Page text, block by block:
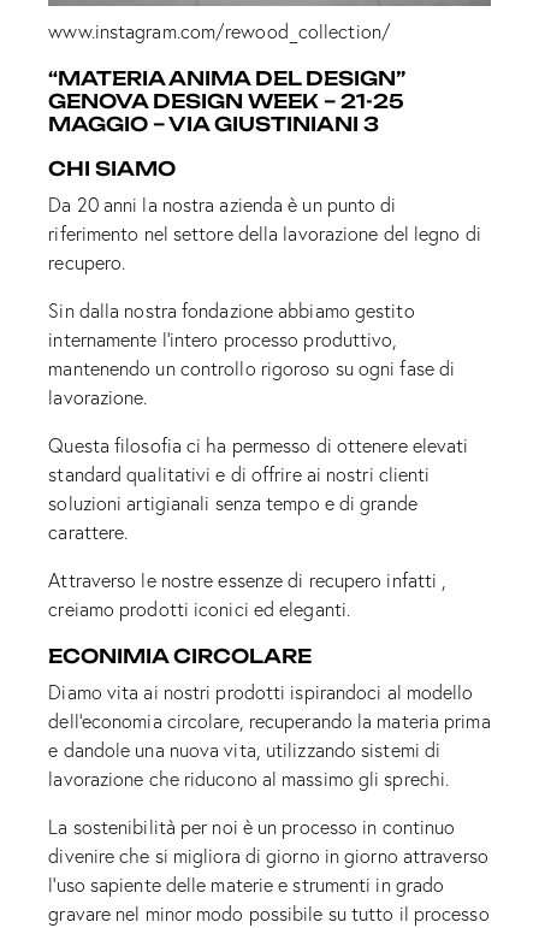
www.instagram.com/rewood_collection/
“MATERIA ANIMA DEL DESIGN”
GENOVA DESIGN WEEK – 21-25
MAGGIO – VIA GIUSTINIANI 3
CHI SIAMO
Da 20 anni la nostra azienda è un punto di
riferimento nel settore della lavorazione del legno di
recupero.
Sin dalla nostra fondazione abbiamo gestito
internamente l’intero processo produttivo,
mantenendo un controllo rigoroso su ogni fase di
lavorazione.
Questa filosofia ci ha permesso di ottenere elevati
standard qualitativi e di offrire ai nostri clienti
soluzioni artigianali senza tempo e di grande
carattere.
Attraverso le nostre essenze di recupero infatti ,
creiamo prodotti iconici ed eleganti.
ECONIMIA CIRCOLARE
Diamo vita ai nostri prodotti ispirandoci al modello
dell’economia circolare, recuperando la materia prima
e dandole una nuova vita, utilizzando sistemi di
lavorazione che riducono al massimo gli sprechi.
La sostenibilità per noi è un processo in continuo
divenire che si migliora di giorno in giorno attraverso
l’uso sapiente delle materie e strumenti in grado
gravare nel minor modo possibile su tutto il processo